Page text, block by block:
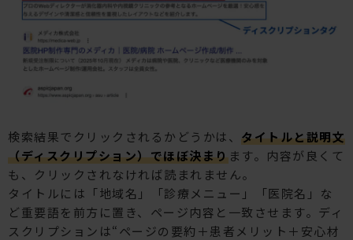
検索結果でクリックされるかどうかは、 タイトルと説明文
（ディスクリプション）でほぼ決まります。内容が良くて
も、クリックされなければ読まれません。
タイトルには「地域名」「診療メニュー」「医院名」な
ど重要語を前方に置き、ページ内容と一致させます。ディ
スクリプションは“ページの要約＋患者メリット＋安心材